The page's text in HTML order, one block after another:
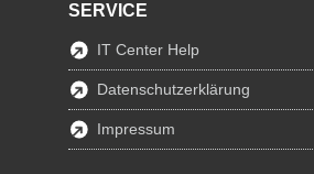
SERVICE
IT Center Help
Datenschutzerklärung
Impressum